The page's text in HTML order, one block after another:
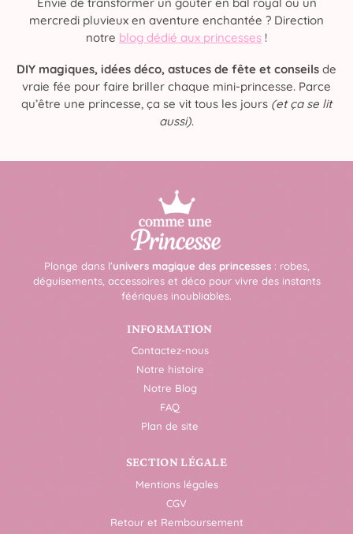
mercredi pluvieux en aventure enchantée ? Direction
notre blog dédié aux princesses !
DIY magiques, idées déco, astuces de fête et conseils de
vraie fée pour faire briller chaque mini-princesse. Parce
qu’être une princesse, ça se vit tous les jours (et ça se lit
aussi).
Plonge dans l’univers magique des princesses: robes,
déguisements, accessoires et déco pour vivre des instants
féériques inoubliables.
INFORMATION
Contactez-nous
Notre histoire
Notre Blog
FAQ
Plan de site
SECTION LÉGALE
Mentions légales
CGV
Retour et Remboursement